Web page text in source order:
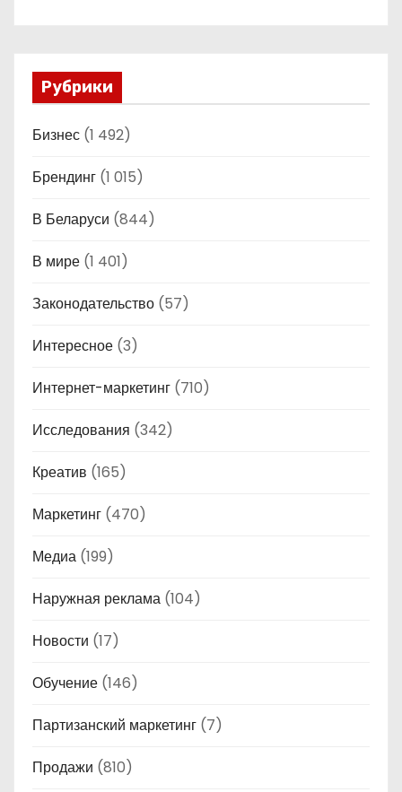
Рубрики
Бизнес (1 492)
Брендинг (1 015)
В Беларуси (844)
В мире (1 401)
Законодательство (57)
Интересное (3)
Интернет-маркетинг (710)
Исследования (342)
Креатив (165)
Маркетинг (470)
Медиа (199)
Наружная реклама (104)
Новости (17)
Обучение (146)
Партизанский маркетинг (7)
Продажи (810)